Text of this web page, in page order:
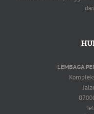
LEMBAGA